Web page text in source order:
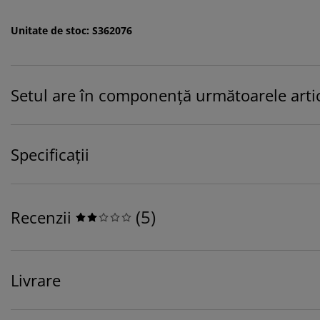
Unitate de stoc: S362076
Setul are în componență următoarele
Specificații
Recenzii (5)
Livrare